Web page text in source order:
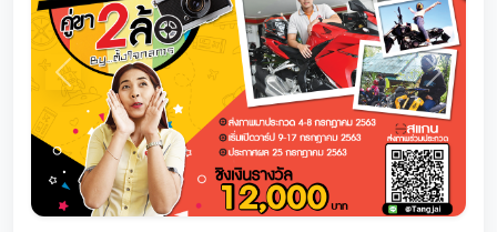
Previous Next